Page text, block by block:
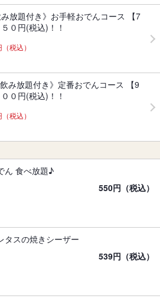
み放題付き》お手軽おでんコース 【7
０円(税込)！！
（税込）
飲み放題付き》定番おでんコース 【9
０円(税込)！！
（税込）
ん 食べ放題♪
550円（税込）
タスの焼きシーザー
539円（税込）